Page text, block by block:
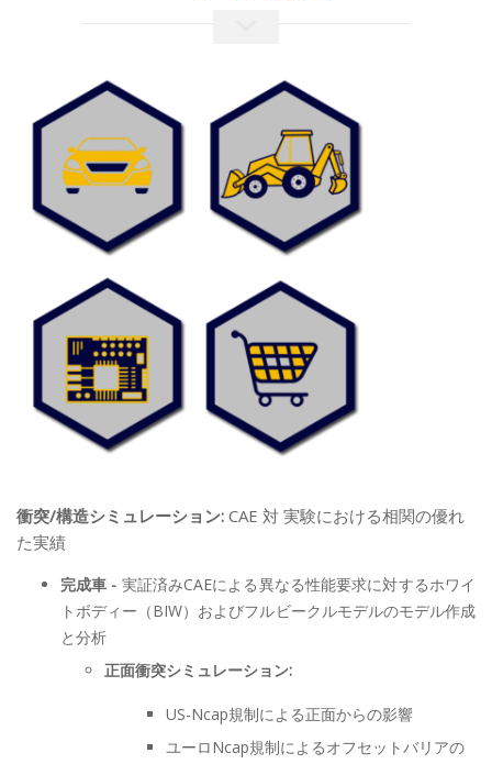
衝突/構造シミュレーション: CAE 対 実験における相関の優れ
た実績
完成車 - 実証済みCAEによる異なる性能要求に対するホワイ
トボディー（BIW）およびフルビークルモデルのモデル作成
と分析
正面衝突シミュレーション:
US-Ncap規制による正面からの影響
ユーロNcap規制によるオフセットバリアの